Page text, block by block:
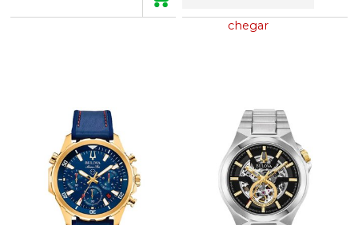
chegar